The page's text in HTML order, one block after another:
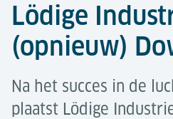
Lödige
(opnieuw)
Na het succes in de
plaatst Lödige